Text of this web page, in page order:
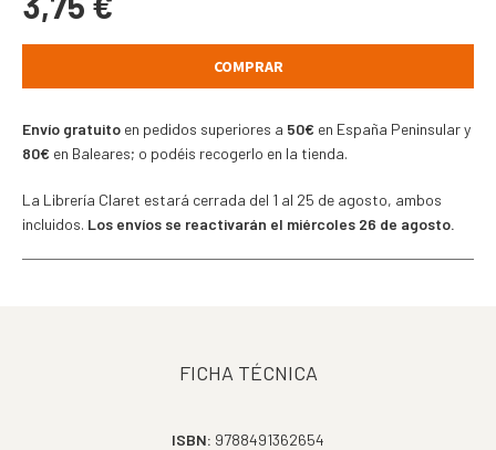
COMPRAR
Envío gratuito en pedidos superiores a 50€ en España Peninsular y
80€ en Baleares; o podéis recogerlo en la tienda.
La Librería Claret estará cerrada del 1 al 25 de agosto, ambos
incluidos. Los envíos se reactivarán el miércoles 26 de agosto.
FICHA TÉCNICA
ISBN: 9788491362654